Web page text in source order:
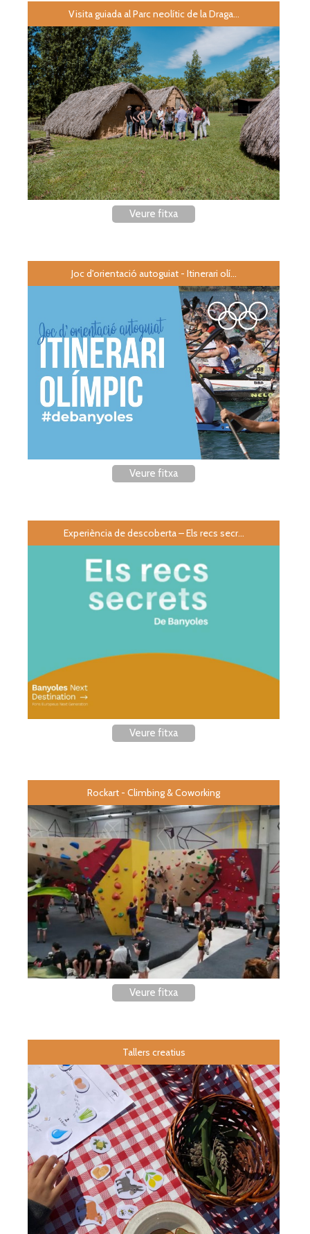
Visita guiada al Parc neolític de la Draga...
Veure fitxa
Joc d'orientació autoguiat - Itinerari olí...
Veure fitxa
Experiència de descoberta – Els recs secr...
Veure fitxa
Rockart - Climbing & Coworking
Veure fitxa
Tallers creatius